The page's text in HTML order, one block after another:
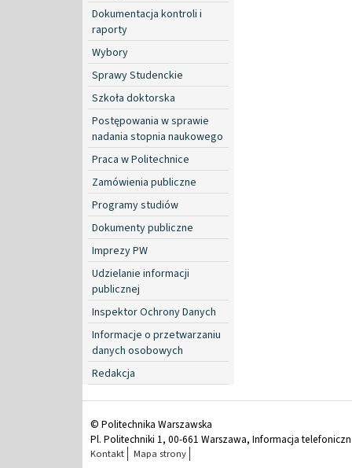
Dokumentacja kontroli i
raporty
Wybory
Sprawy Studenckie
Szkoła doktorska
Postępowania w sprawie
nadania stopnia naukowego
Praca w Politechnice
Zamówienia publiczne
Programy studiów
Dokumenty publiczne
Imprezy PW
Udzielanie informacji
publicznej
Inspektor Ochrony Danych
Informacje o przetwarzaniu
danych osobowych
Redakcja
© Politechnika Warszawska
Pl. Politechniki 1, 00-661 Warszawa, Informacja
Kontakt Mapa strony